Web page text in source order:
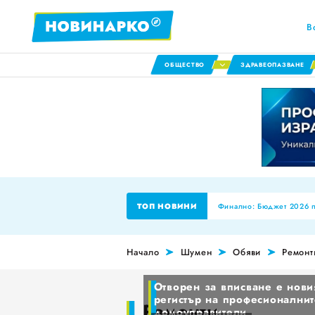
ОБЩЕСТВО ЗДРАВЕОПАЗВАНЕ
ТОП НОВИНИ Силистра:
Планиране на
За пореден месец
Начало Шумен Обяви
Отворен за вписване е
регистър на
0
1